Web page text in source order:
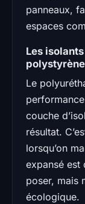
panneaux,
espaces
Les
Le
couche
résultat.
lorsqu’on
expansé est
poser, mais
écologique.